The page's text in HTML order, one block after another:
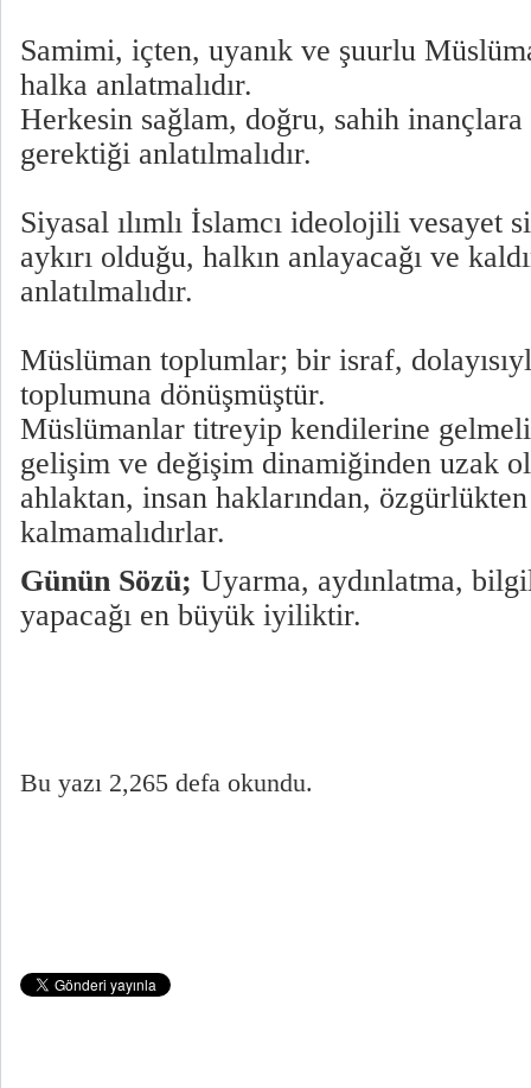
Samimi, içten, uyanık ve şuurlu
halka anlatmalıdır.
Herkesin sağlam, doğru, sahih inançlara
gerektiği anlatılmalıdır.
Siyasal ılımlı İslamcı ideolojili vesayet
aykırı olduğu, halkın anlayacağı ve
anlatılmalıdır.
Müslüman toplumlar; bir israf,
toplumuna dönüşmüştür.
Müslümanlar titreyip kendilerine
gelişim ve değişim dinamiğinden uzak
ahlaktan, insan haklarından,
kalmamalıdırlar.
Günün Sözü; Uyarma, aydınlatma,
yapacağı en büyük iyiliktir.
Bu yazı 2,265 defa okundu.